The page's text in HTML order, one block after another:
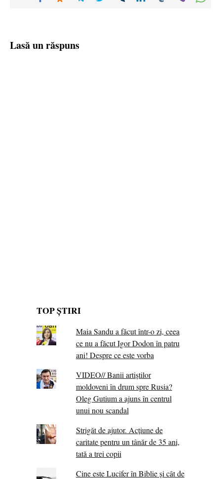
Lasă un răspuns
TOP ȘTIRI
Maia Sandu a făcut într-o zi, ceea
ce nu a făcut Igor Dodon în patru
ani! Despre ce este vorba
VIDEO// Banii artiștilor
moldoveni în drum spre Rusia?
Oleg Gutium a ajuns în centrul
unui nou scandal
Strigăt de ajutor. Acțiune de
caritate pentru un tânăr de 35 ani,
tată a trei copii
Cine este Lucifer în Biblie și cât de